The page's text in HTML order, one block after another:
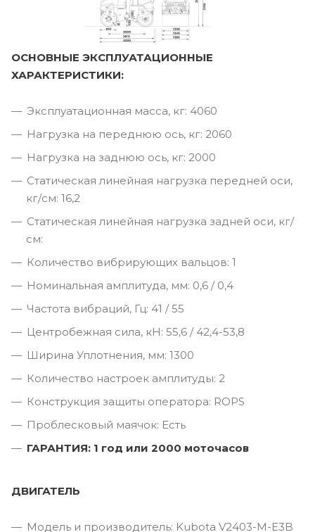
ОСНОВНЫЕ ЭКСПЛУАТАЦИОННЫЕ
ХАРАКТЕРИСТИКИ:
Эксплуатационная масса, кг: 4060
Нагрузка на переднюю ось, кг: 2060
Нагрузка на заднюю ось, кг: 2000
Статическая линейная нагрузка передней оси,
кг/см: 16,2
Статическая линейная нагрузка задней оси, кг/
см:
Количество вибрирующих вальцов: 1
Номинальная амплитуда, мм: 0,6 / 0,4
Частота вибраций, Гц: 41 / 55
Центробежная сила, кН: 55,6 / 42,4-53,8
Ширина Уплотнения, мм: 1300
Количество настроек амплитуды: 2
Конструкция защиты оператора: ROPS
Проблесковый маячок: Есть
ГАРАНТИЯ: 1 год или 2000 моточасов
ДВИГАТЕЛЬ
Модель и производитель: Kubota V2403-M-E3B